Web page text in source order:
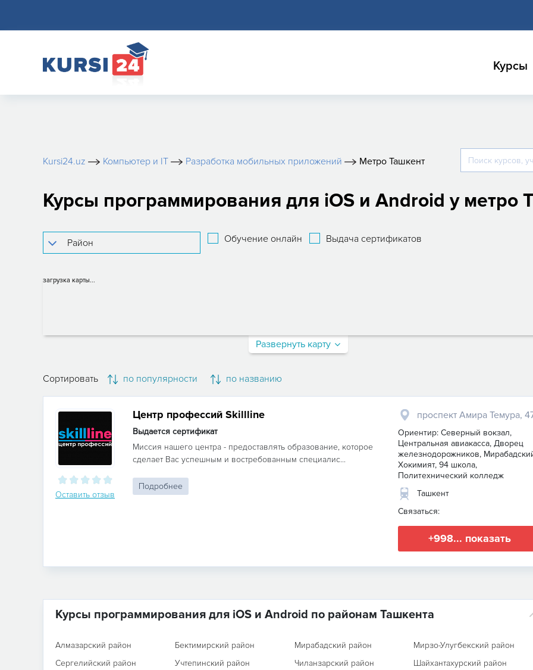
Курсы
Kursi24.uz Компьютер и IT Разработка мобильных приложений Метро Ташкент
Курсы программирования для iOS и Android у метро
Обучение онлайн Выдача сертификатов
загрузка карты...
Развернуть карту
Сортировать по популярности по названию
Оставить отзыв
Центр профессий Skillline
Выдается сертификат
Миссия нашего центра - предоставлять образование, которое
сделает Вас успешным и востребованным специалис...
Подробнее
проспект Амира Темура,
Ориентир: Северный вокзал,
Центральная авиакасса, Дворец
железнодорожников,
Хокимият, 94 школа,
Политехнический колледж
Ташкент
Связаться:
+998... показать
Курсы программирования для iOS и Android по районам Ташкента
Алмазарский район Бектимирский район Мирабадский район
Мирзо-Улугбекский район
Сергелийский район
Учтепинский район Чиланзарский район
Шайхантахурский район